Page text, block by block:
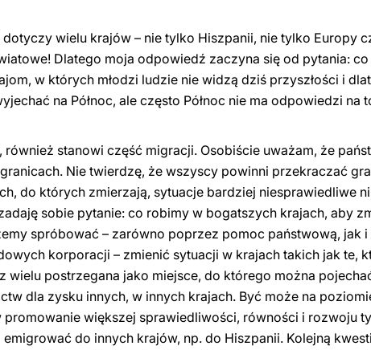
wielu krajów – nie tylko Hiszpanii, nie tylko Europy
Dlatego moja odpowiedź zaczyna się od pytania: co
w których młodzi ludzie nie widzą dziś przyszłości i
na Północ, ale często Północ nie ma odpowiedzi na
, również stanowi część migracji. Osobiście uważam, że
Nie twierdzę, że wszyscy powinni przekraczać
do których zmierzają, sytuacje bardziej niesprawiedliwe
sobie pytanie: co robimy w bogatszych krajach, aby
spróbować – zarówno poprzez pomoc państwową, jak
korporacji – zmienić sytuacji w krajach takich jak te,
wielu postrzegana jako miejsce, do którego można
dla zysku innych, w innych krajach. Być może na
większej sprawiedliwości, równości i rozwoju
do innych krajów, np. do Hiszpanii. Kolejną